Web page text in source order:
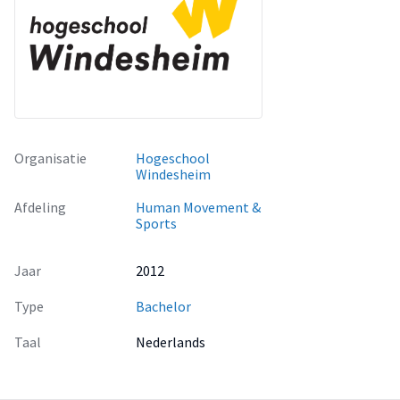
Organisatie
Hogeschool
Windesheim
Afdeling
Human Movement &
Sports
Jaar
2012
Type
Bachelor
Taal
Nederlands